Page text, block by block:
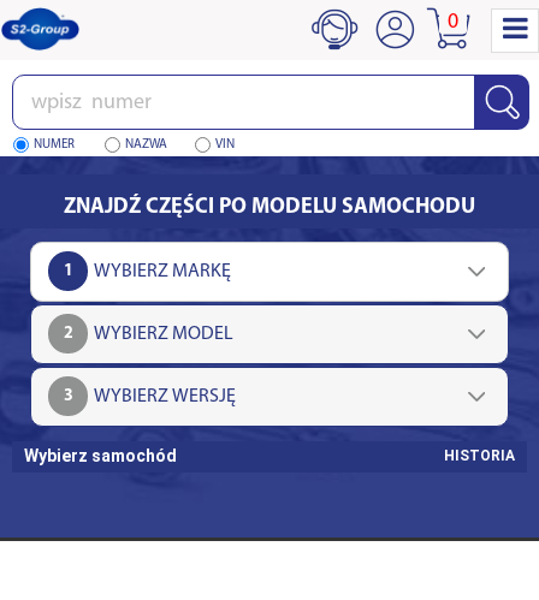
Wpisz
numer
NUMER NAZWA VIN
0
ZNAJDŹ CZĘŚCI PO MODELU SAMOCHODU
1
2
3
Wybierz samochód HISTORIA